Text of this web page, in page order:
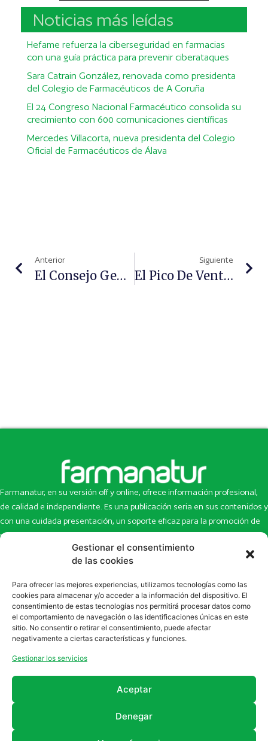
Gestionar el consentimiento
de las cookies
Para ofrecer las mejores experiencias, utilizamos tecnologías como las
cookies para almacenar y/o acceder a la información del dispositivo. El
consentimiento de estas tecnologías nos permitirá procesar datos como
el comportamiento de navegación o las identificaciones únicas en este
sitio. No consentir o retirar el consentimiento, puede afectar
negativamente a ciertas características y funciones.
Gestionar los servicios
Aceptar
Denegar
Noticias más leídas
Hefame refuerza la ciberseguridad en farmacias
con una guía práctica para prevenir ciberataques
Sara Catrain González, renovada como presidenta
del Colegio de Farmacéuticos de A Coruña
El 24 Congreso Nacional Farmacéutico consolida su
crecimiento con 600 comunicaciones científicas
Mercedes Villacorta, nueva presidenta del Colegio
Oficial de Farmacéuticos de Álava
Anterior
El Consejo General De Farmacéuticos Lanza Una Campaña Para Informar Y Prevenir Las Interacciones Alimentos-Medicamentos
Siguiente
El Pico De Ventas De Test Y Tratamiento De Afecciones Respiratorias Se Produjo La Última Semana De 2023
Farmanatur, en su versión off y online, ofrece información profesional,
de calidad e independiente. Es una publicación seria en sus contenidos y
con una cuidada presentación, un soporte eficaz para la promoción de
productos y novedades.
Inicio
Newsletter
Eco Multimedia
Contacto
Artículos
Escaparate
Enlaces de interés
SUSCRÍBETE A NUESTRO NEWSLETTER
la sección deNewsletter